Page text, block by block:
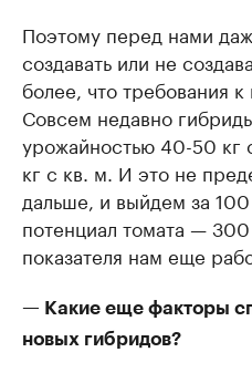
Поэтому перед нами
создавать или не
более, что требования
Совсем недавно
урожайностью 40-50 кг
кг с кв. м. И это не
дальше, и выйдем за
потенциал томата —
показателя нам еще
— Какие еще факторы
новых гибридов?